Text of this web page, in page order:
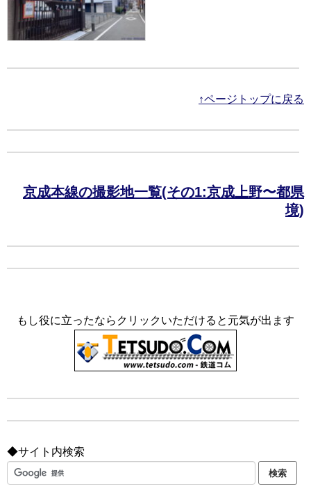
↑ページトップに戻る
京成本線の撮影地一覧(その1:京成上野〜都県
境)
もし役に立ったならクリックいただけると元気が出ます
◆サイト内検索